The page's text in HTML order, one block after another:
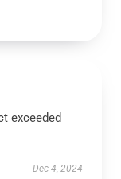
exceeded
Dec 4, 2024